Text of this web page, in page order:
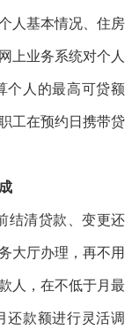
人基本情况、住房
上业务系统对个人
个人的最高可贷额
工在预约日携带贷
结清贷款、变更还
大厅办理，再不用
人，在不低于月最
还款额进行灵活调